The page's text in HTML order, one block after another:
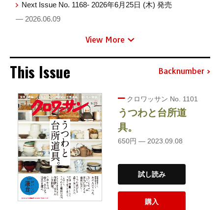
Next Issue No. 1168- 2026年6月25日 (木) 発売
— 2026.06.09
View More
This Issue Backnumber
クロワッサン No. 1101
うつわと台所道
具。
650円 — 2023.09.08
試し読み
購入